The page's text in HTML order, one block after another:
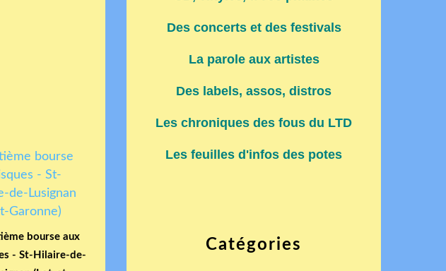
bourse aux
- St-Hilaire-de-
Catégories
Des concerts et des festivals
La parole aux artistes
Des labels, assos, distros
Les chroniques des fous du LTD
Les feuilles d'infos des potes